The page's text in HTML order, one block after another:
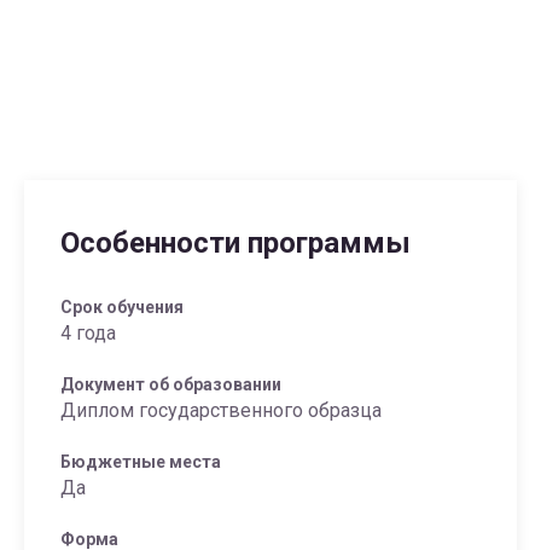
Особенности программы
Срок обучения
4 года
Документ об образовании
Диплом государственного образца
Бюджетные места
Да
Форма